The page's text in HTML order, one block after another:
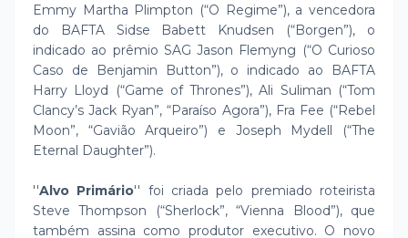
Emmy Martha Plimpton (“O Regime”), a vencedora
do BAFTA Sidse Babett Knudsen (“Borgen”), o
indicado ao prêmio SAG Jason Flemyng (“O Curioso
Caso de Benjamin Button”), o indicado ao BAFTA
Harry Lloyd (“Game of Thrones”), Ali Suliman (“Tom
Clancy’s Jack Ryan”, “Paraíso Agora”), Fra Fee (“Rebel
Moon”, “Gavião Arqueiro”) e Joseph Mydell (“The
Eternal Daughter”).
''Alvo Primário'' foi criada pelo premiado roteirista
Steve Thompson (“Sherlock”, “Vienna Blood”), que
também assina como produtor executivo. O novo